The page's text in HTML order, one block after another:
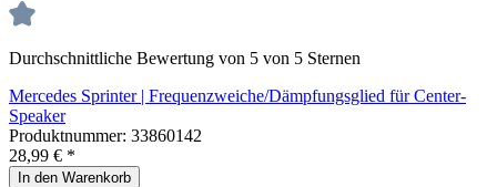
Durchschnittliche Bewertung von 5 von 5 Sternen
Mercedes Sprinter | Frequenzweiche/Dämpfungsglied für Center-
Speaker
Produktnummer: 33860142
28,99 € *
In den Warenkorb